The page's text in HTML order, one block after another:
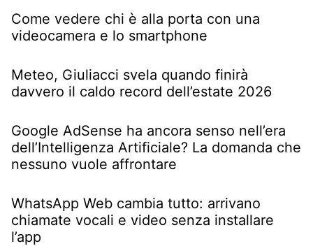
Come vedere chi è alla porta con una
videocamera e lo smartphone
Meteo, Giuliacci svela quando finirà
davvero il caldo record dell’estate 2026
Google AdSense ha ancora senso nell’era
dell’Intelligenza Artificiale? La domanda che
nessuno vuole affrontare
WhatsApp Web cambia tutto: arrivano
chiamate vocali e video senza installare
l’app